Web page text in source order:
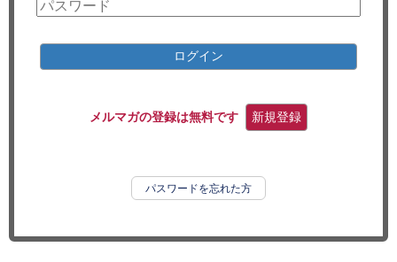
コンサルティング
リサーチ ログイン
メルマガの登録は無料です 新規登録
パスワードを忘れた方